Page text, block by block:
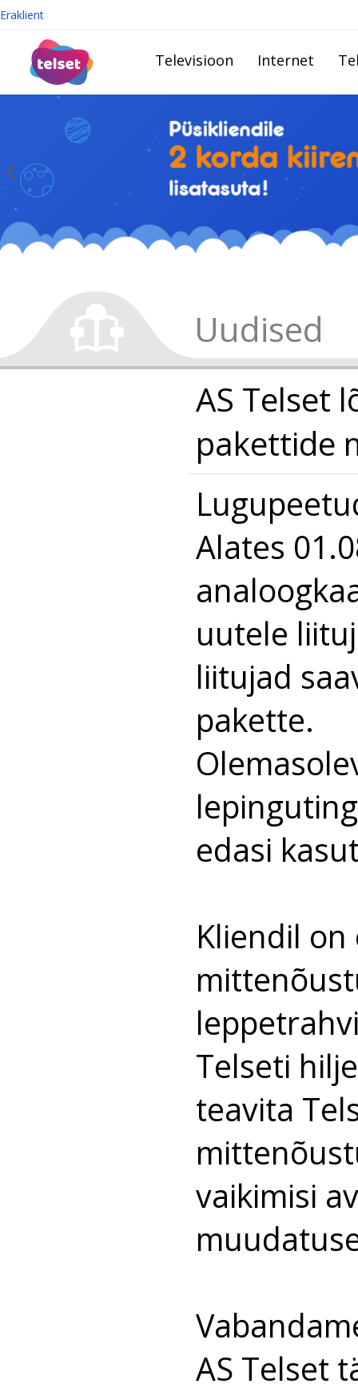
Eraklient
Televisioon Internet
Uudised
AS Telset
pakettide
Alates
uutele
liitujad
pakette.
edasi
Kliendil
Telseti
teavita
vaikimisi
AS Telset